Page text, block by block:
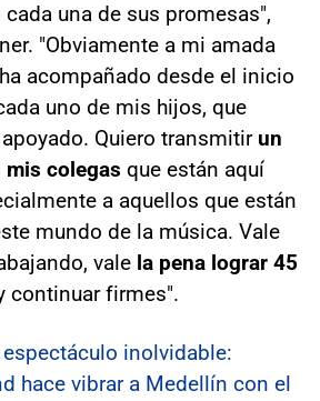
una de sus promesas",
"Obviamente a mi amada
acompañado desde el inicio
uno de mis hijos, que
Quiero transmitirun
mis colegas que están aquí
a aquellos que están
mundo de la música. Vale
vale la pena lograr 45
continuar firmes".
espectáculo inolvidable:
hace vibrar a Medellín con el